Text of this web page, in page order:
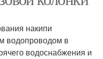
накипи
водопроводом в
водоснабжения и